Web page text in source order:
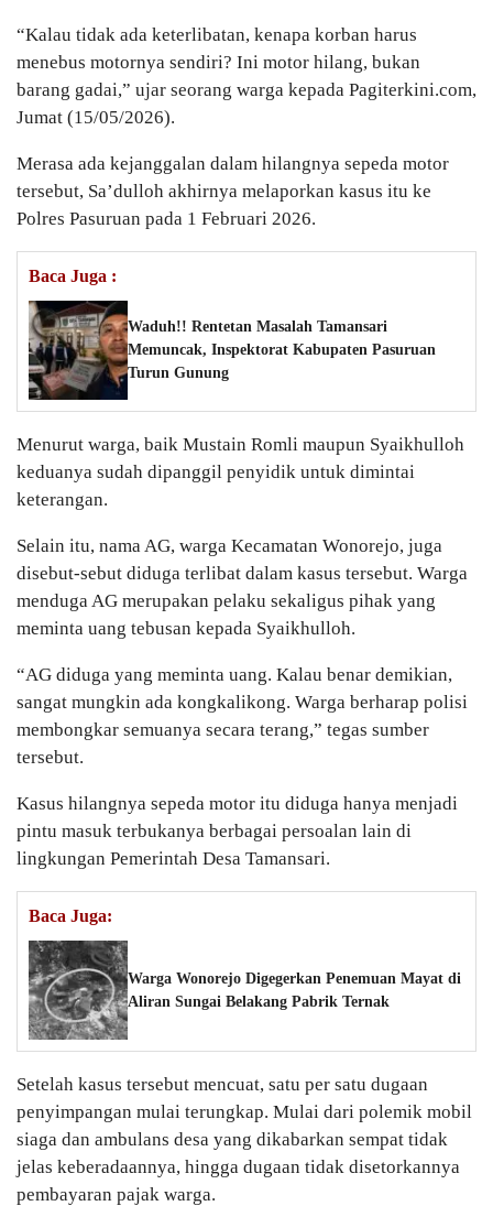
“Kalau tidak ada keterlibatan, kenapa korban harus
menebus motornya sendiri? Ini motor hilang, bukan
barang gadai,” ujar seorang warga kepada Pagiterkini.com,
Jumat (15/05/2026).
Merasa ada kejanggalan dalam hilangnya sepeda motor
tersebut, Sa’dulloh akhirnya melaporkan kasus itu ke
Polres Pasuruan pada 1 Februari 2026.
Baca Juga :
Waduh!! Rentetan Masalah Tamansari
Memuncak, Inspektorat Kabupaten Pasuruan
Turun Gunung
Menurut warga, baik Mustain Romli maupun Syaikhulloh
keduanya sudah dipanggil penyidik untuk dimintai
keterangan.
Selain itu, nama AG, warga Kecamatan Wonorejo, juga
disebut-sebut diduga terlibat dalam kasus tersebut. Warga
menduga AG merupakan pelaku sekaligus pihak yang
meminta uang tebusan kepada Syaikhulloh.
“AG diduga yang meminta uang. Kalau benar demikian,
sangat mungkin ada kongkalikong. Warga berharap polisi
membongkar semuanya secara terang,” tegas sumber
tersebut.
Kasus hilangnya sepeda motor itu diduga hanya menjadi
pintu masuk terbukanya berbagai persoalan lain di
lingkungan Pemerintah Desa Tamansari.
Baca Juga:
Warga Wonorejo Digegerkan Penemuan Mayat di
Aliran Sungai Belakang Pabrik Ternak
Setelah kasus tersebut mencuat, satu per satu dugaan
penyimpangan mulai terungkap. Mulai dari polemik mobil
siaga dan ambulans desa yang dikabarkan sempat tidak
jelas keberadaannya, hingga dugaan tidak disetorkannya
pembayaran pajak warga.